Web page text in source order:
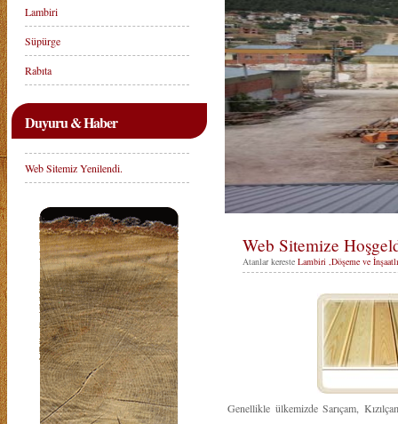
Lambiri
Süpürge
Rabıta
Duyuru & Haber
Web Sitemiz Yenilendi.
Web Sitemize
Atanlar kereste Lambiri ,Döşeme ve
Genellikle ülkemizde Sarıçam,